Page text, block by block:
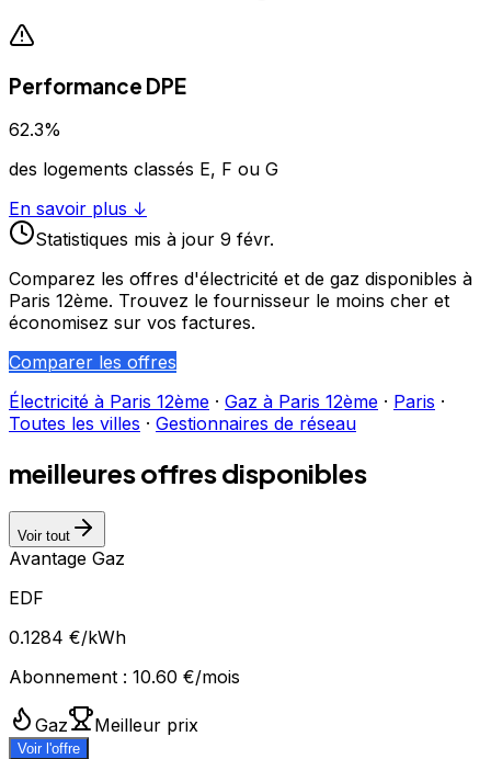
Performance DPE
62.3%
des logements classés E, F ou G
En savoir plus ↓
Statistiques mis à jour 9 févr.
Comparez les offres d'électricité et de gaz disponibles à
Paris 12ème. Trouvez le fournisseur le moins cher et
économisez sur vos factures.
Comparer les offres
Électricité à Paris 12ème · Gaz à Paris 12ème · Paris ·
Toutes les villes · Gestionnaires de réseau
meilleures offres disponibles
Voir tout
Avantage Gaz
EDF
0.1284 €/kWh
Abonnement : 10.60 €/mois
Gaz Meilleur prix
Voir l'offre